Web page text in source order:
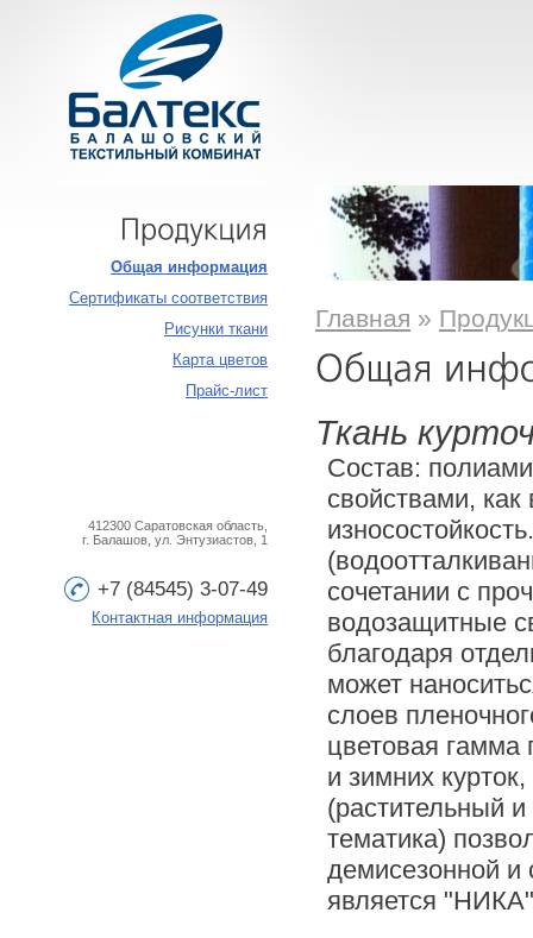
Общая информация
Сертификаты соответствия
Рисунки ткани
Карта цветов
Прайс-лист
412300 Саратовская область,
г. Балашов, ул. Энтузиастов, 1
+7 (84545) 3-07-49
Контактная информация
Главная »
Ткань
Состав:
свойствами,
сочетании с
водозащитные
благодаря
может
слоев
цветовая гамма
и зимних
(растительный
тематика)
демисезонной и
является